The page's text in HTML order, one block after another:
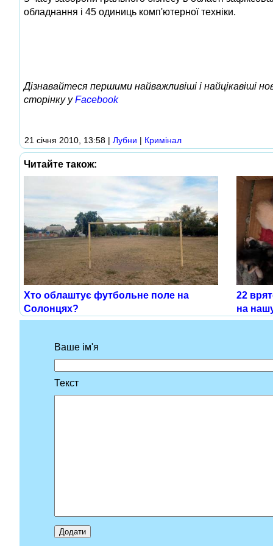
обладнання і 45 одиниць комп'ютерної техніки.
Дізнавайтеся першими найважливіші і
сторінку уFacebook
21 січня 2010, 13:58 | Лубни | Кримінал
Читайте також:
Хто облаштує футбольне поле на
Солонцях?
22
на
Ваше ім'я
Текст